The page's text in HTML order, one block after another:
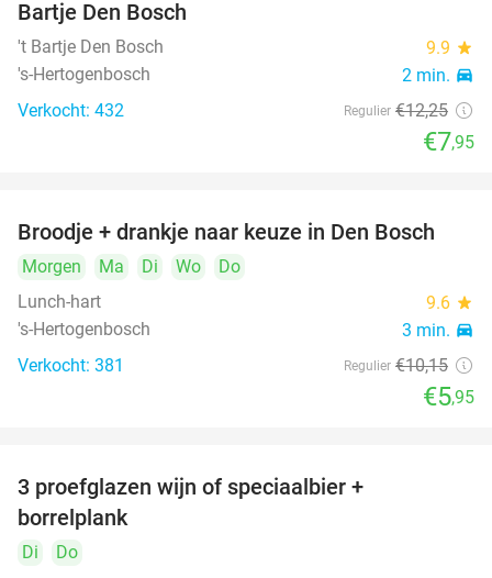
Bartje Den Bosch
't Bartje Den Bosch 9.9 star
's-Hertogenbosch 2 min. directions_car
Verkocht: 432 Regulier €12,25
€7,95
41%
Broodje + drankje naar keuze in Den Bosch
Morgen Ma Di Wo
Do
Lunch-hart
9.6 star
's-Hertogenbosch 3 min. directions_car
Verkocht: 381 Regulier €10,15
€5,95
3 proefglazen wijn of speciaalbier +
borrelplank
Di
Do